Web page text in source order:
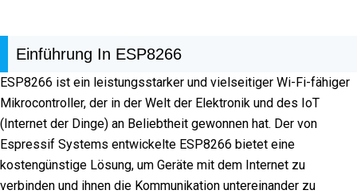
Einführung In ESP8266
ESP8266 ist ein leistungsstarker und vielseitiger Wi-Fi-fähiger
Mikrocontroller, der in der Welt der Elektronik und des IoT
(Internet der Dinge) an Beliebtheit gewonnen hat. Der von
Espressif Systems entwickelte ESP8266 bietet eine
kostengünstige Lösung, um Geräte mit dem Internet zu
verbinden und ihnen die Kommunikation untereinander zu